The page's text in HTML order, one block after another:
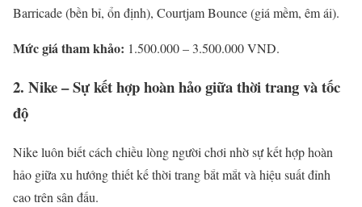
Barricade (bền bỉ, ổn định), Courtjam Bounce (giá mềm, êm ái).
Mức giá tham khảo: 1.500.000 – 3.500.000 VND.
2. Nike – Sự kết hợp hoàn hảo giữa thời trang và tốc
độ
Nike luôn biết cách chiều lòng người chơi nhờ sự kết hợp hoàn
hảo giữa xu hướng thiết kế thời trang bắt mắt và hiệu suất đỉnh
cao trên sân đấu.